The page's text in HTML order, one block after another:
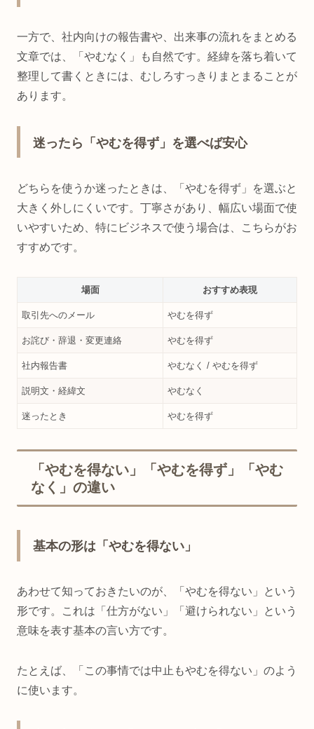
一方で、社内向けの報告書や、出来事の流れをまとめる
文章では、「やむなく」も自然です。経緯を落ち着いて
整理して書くときには、むしろすっきりまとまることが
あります。
迷ったら「やむを得ず」を選べば安心
どちらを使うか迷ったときは、「やむを得ず」を選ぶと
大きく外しにくいです。丁寧さがあり、幅広い場面で使
いやすいため、特にビジネスで使う場合は、こちらがお
すすめです。
場面 おすすめ表現
取引先へのメール やむを得ず
お詫び・辞退・変更連絡 やむを得ず
社内報告書 やむなく / やむを得ず
説明文・経緯文 やむなく
迷ったとき やむを得ず
「やむを得ない」「やむを得ず」「やむ
なく」の違い
基本の形は「やむを得ない」
あわせて知っておきたいのが、「やむを得ない」という
形です。これは「仕方がない」「避けられない」という
意味を表す基本の言い方です。
たとえば、「この事情では中止もやむを得ない」のよう
に使います。